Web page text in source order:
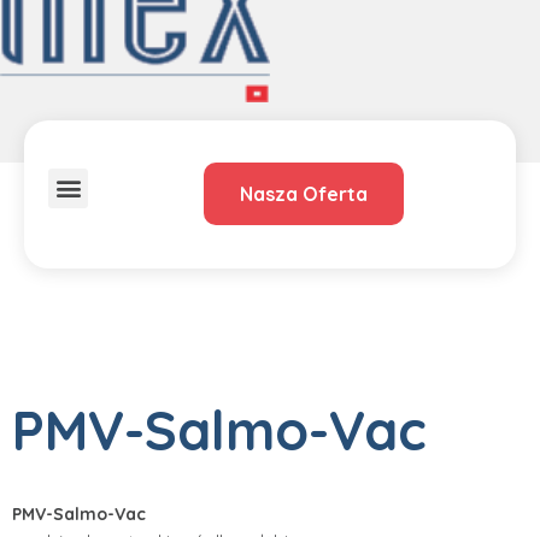
Nasza Oferta
PMV-Salmo-Vac
PMV-Salmo-Vac